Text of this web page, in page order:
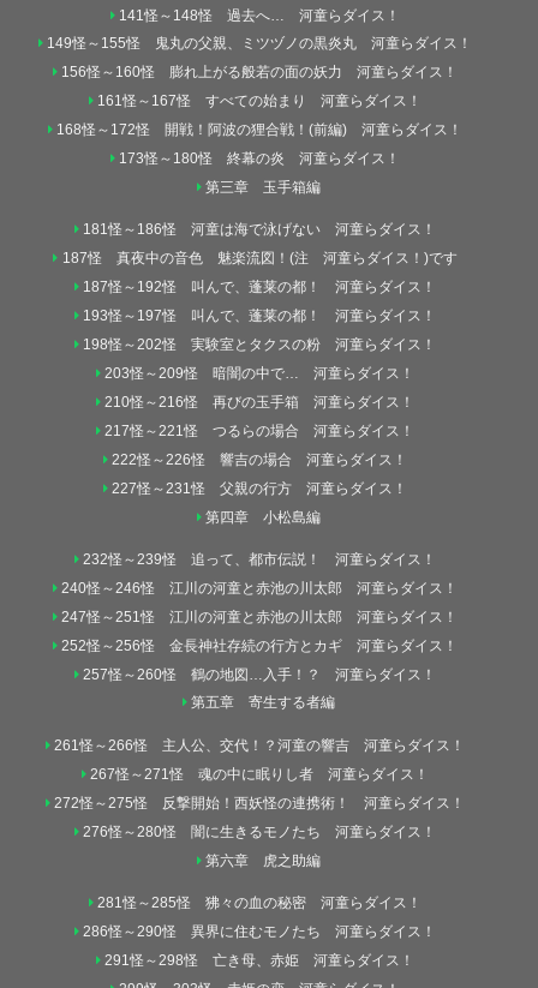
141怪～148怪 過去へ… 河童らダイス！
149怪～155怪 鬼丸の父親、ミツヅノの黒炎丸 河童らダイス！
156怪～160怪 膨れ上がる般若の面の妖力 河童らダイス！
161怪～167怪 すべての始まり 河童らダイス！
168怪～172怪 開戦！阿波の狸合戦！(前編) 河童らダイス！
173怪～180怪 終幕の炎 河童らダイス！
第三章 玉手箱編
181怪～186怪 河童は海で泳げない 河童らダイス！
187怪 真夜中の音色 魅楽流図！(注 河童らダイス！)です
187怪～192怪 叫んで、蓬莱の都！ 河童らダイス！
193怪～197怪 叫んで、蓬莱の都！ 河童らダイス！
198怪～202怪 実験室とタクスの粉 河童らダイス！
203怪～209怪 暗闇の中で… 河童らダイス！
210怪～216怪 再びの玉手箱 河童らダイス！
217怪～221怪 つるらの場合 河童らダイス！
222怪～226怪 響吉の場合 河童らダイス！
227怪～231怪 父親の行方 河童らダイス！
第四章 小松島編
232怪～239怪 追って、都市伝説！ 河童らダイス！
240怪～246怪 江川の河童と赤池の川太郎 河童らダイス！
247怪～251怪 江川の河童と赤池の川太郎 河童らダイス！
252怪～256怪 金長神社存続の行方とカギ 河童らダイス！
257怪～260怪 鶴の地図…入手！？ 河童らダイス！
第五章 寄生する者編
261怪～266怪 主人公、交代！？河童の響吉 河童らダイス！
267怪～271怪 魂の中に眠りし者 河童らダイス！
272怪～275怪 反撃開始！西妖怪の連携術！ 河童らダイス！
276怪～280怪 闇に生きるモノたち 河童らダイス！
第六章 虎之助編
281怪～285怪 狒々の血の秘密 河童らダイス！
286怪～290怪 異界に住むモノたち 河童らダイス！
291怪～298怪 亡き母、赤姫 河童らダイス！